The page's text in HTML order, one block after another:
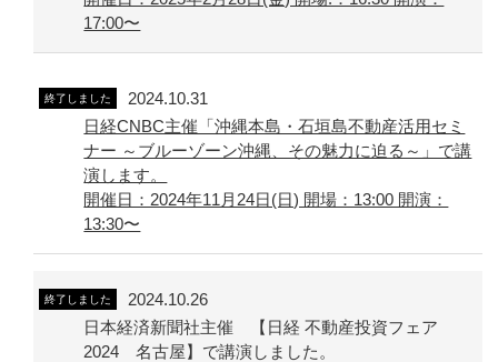
17:00〜
終了しました
2024.10.31
日経CNBC主催「沖縄本島・石垣島不動産活用セミ
ナー ～ブルーゾーン沖縄、その魅力に迫る～」で講
演します。
開催日：2024年11月24日(日) 開場：13:00 開演：
13:30〜
終了しました
2024.10.26
日本経済新聞社主催 【日経 不動産投資フェア
2024 名古屋】で講演しました。